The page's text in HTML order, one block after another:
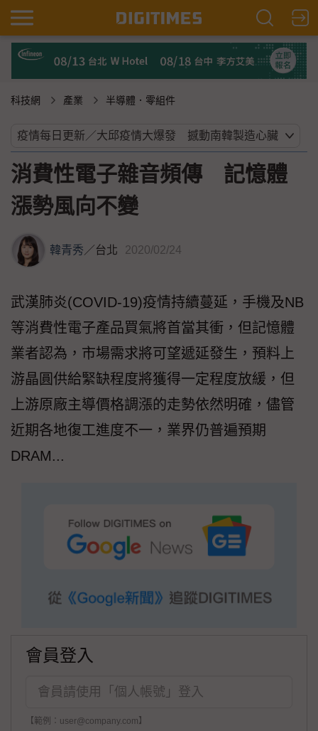
科技網 產業 半導體．零組件
消費性電子雜音頻傳 記憶體
漲勢風向不變
韓青秀／台北 2020/02/24
武漢肺炎(COVID-19)疫情持續蔓延，手機及NB
等消費性電子產品買氣將首當其衝，但記憶體
業者認為，市場需求將可望遞延發生，預料上
游晶圓供給緊缺程度將獲得一定程度放緩，但
上游原廠主導價格調漲的走勢依然明確，儘管
近期各地復工進度不一，業界仍普遍預期
DRAM...
會員登入
【範例：user@company.com】